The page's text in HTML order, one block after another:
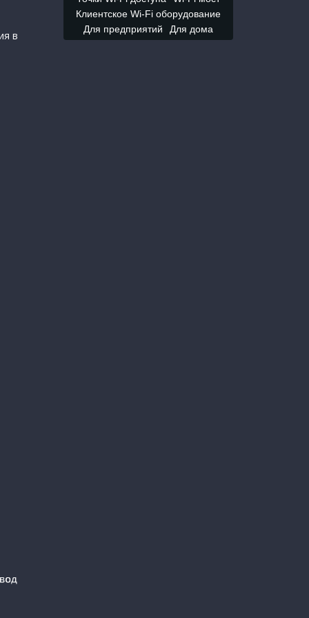
в
Клиентское Wi-Fi оборудование
Для предприятий
Для дома